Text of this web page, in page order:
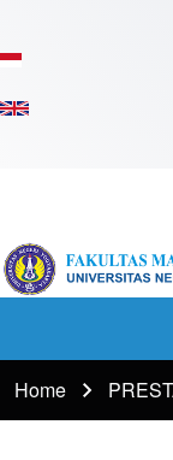
navigation
Breadcrumb
Home